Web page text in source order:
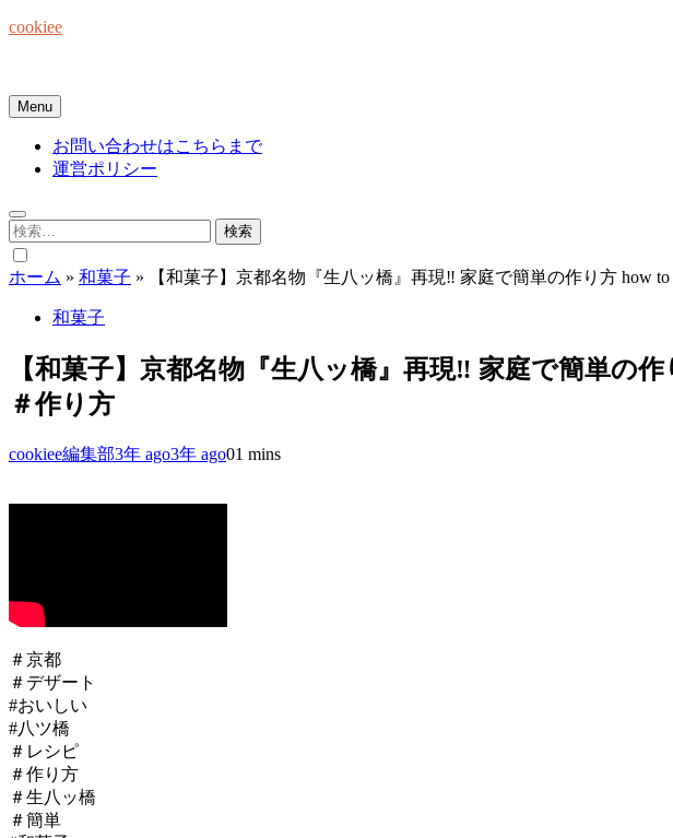
Skip
cookiee
Menu
お問い合わせはこちらまで
運営ポリシー
検
索:
ホーム » 和菓子 » 【和菓子】京都名物『生八ッ橋』再現‼ 家庭で簡単の作り方 how to
和菓子
【和菓子】京都名物『生八ッ橋』再現‼ 家庭で簡単の
＃作り方
cookiee編集部3年 ago3年 ago01 mins
＃京都
＃デザート
#おいしい
#八ツ橋
＃レシピ
＃作り方
＃生八ッ橋
＃簡単